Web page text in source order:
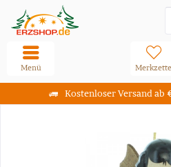
Kostenloser Versand ab
Menü